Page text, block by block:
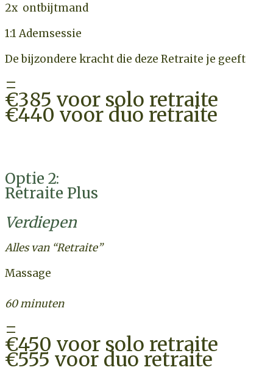
2x ontbijtmand
1:1 Ademsessie
De bijzondere kracht die deze Retraite je geeft
=
€385 voor solo retraite
€440 voor duo retraite
Optie 2:
Retraite Plus
Verdiepen
Alles van “Retraite”
Massage
60 minuten
=
€450 voor solo retraite
€555 voor duo retraite